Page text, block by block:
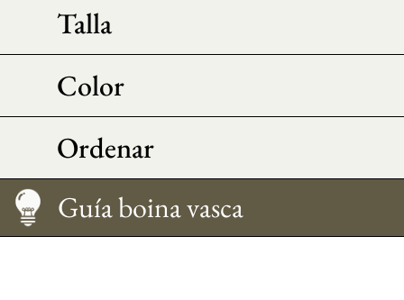
Talla
Color
Ordenar
Guía boina vasca